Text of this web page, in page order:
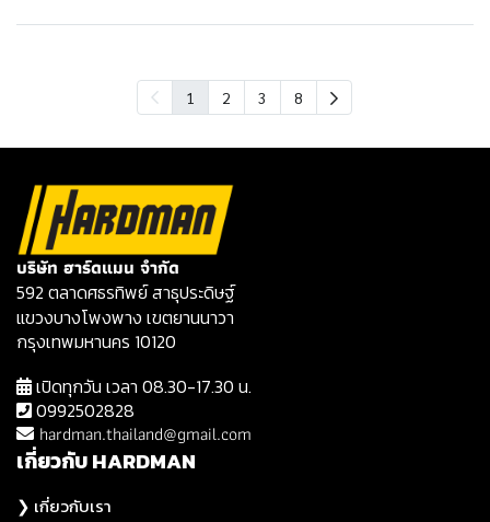
1 2 3 8
บริษัท ฮาร์ดแมน จำกัด
592 ตลาดศธรทิพย์ สาธุประดิษฐ์
แขวงบางโพงพาง เขตยานนาวา
กรุงเทพมหานคร 10120
เปิดทุกวัน เวลา 08.30-17.30 น.
0992502828
hardman.thailand@gmail.com
เกี่ยวกับ HARDMAN
❯ เกี่ยวกับเรา